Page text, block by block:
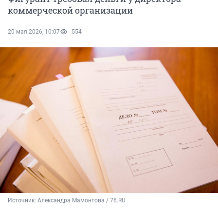
коммерческой организации
20 мая 2026, 10:07 554
Источник: Александра Мамонтова / 76.RU